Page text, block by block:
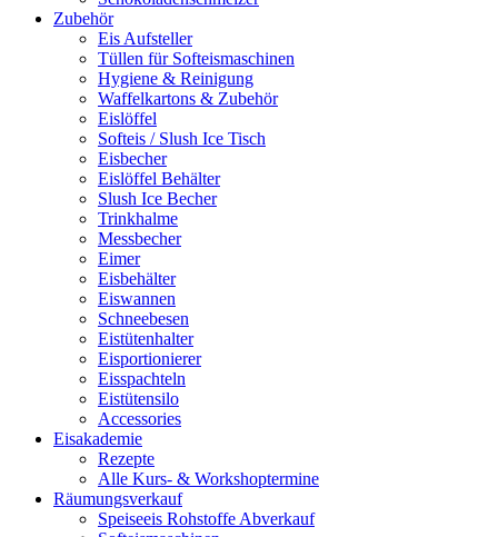
Zubehör
Eis Aufsteller
Tüllen für Softeismaschinen
Hygiene & Reinigung
Waffelkartons & Zubehör
Eislöffel
Softeis / Slush Ice Tisch
Eisbecher
Eislöffel Behälter
Slush Ice Becher
Trinkhalme
Messbecher
Eimer
Eisbehälter
Eiswannen
Schneebesen
Eistütenhalter
Eisportionierer
Eisspachteln
Eistütensilo
Accessories
Eisakademie
Rezepte
Alle Kurs- & Workshoptermine
Räumungsverkauf
Speiseeis Rohstoffe Abverkauf